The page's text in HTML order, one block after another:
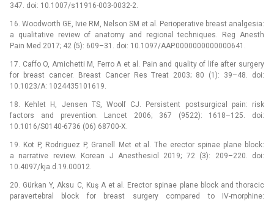
347. doi: 10.1007/s11916-003-0032-2.
16. Woodworth GE, Ivie RM, Nelson SM et al. Perioperative breast analgesia:
a qualitative review of anatomy and regional techniques. Reg Anesth
Pain Med 2017; 42 (5): 609–31. doi: 10.1097/AAP.0000000000000641.
17. Caffo O, Amichetti M, Ferro A et al. Pain and quality of life after surgery
for breast cancer. Breast Cancer Res Treat 2003; 80 (1): 39–48. doi:
10.1023/A: 1024435101619.
18. Kehlet H, Jensen TS, Woolf CJ. Persistent postsurgical pain: risk
factors and prevention. Lancet 2006; 367 (9522): 1618–125. doi:
10.1016/S0140-6736 (06) 68700-X.
19. Kot P, Rodriguez P, Granell Met et al. The erector spinae plane block:
a narrative review. Korean J Anesthesiol 2019; 72 (3): 209–220. doi:
10.4097/kja.d.19.00012.
20. Gürkan Y, Aksu C, Kuş A et al. Erector spinae plane block and thoracic
paravertebral block for breast surgery compared to IV-morphine: